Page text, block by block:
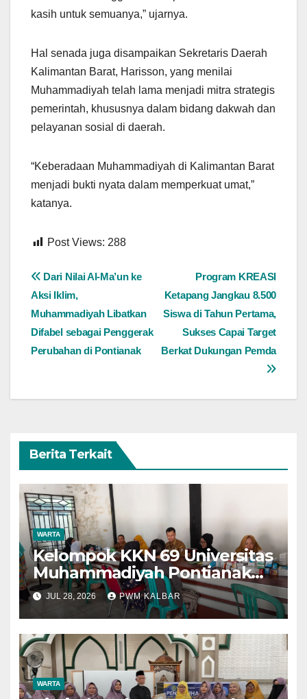
kasih untuk semuanya,” ujarnya.
Hal senada juga disampaikan Sekretaris Daerah
Kalimantan Barat, Harisson, yang menilai
Muhammadiyah telah lama menjadi mitra strategis
pemerintah, khususnya dalam bidang dakwah dan
pelayanan sosial di daerah.
“Keberadaan Muhammadiyah di Kalimantan Barat
menjadi bukti nyata dalam memperkuat umat,”
katanya.
Post Views: 288
Navigasi
pos
Program KREASI
Ketapang Jangkau 8.500
Siswa di Tahun Pertama,
Sukses Capai Target
Berkat Dukungan Pemda
Dari Nilai Al-Ma’un ke
Aksi Iklim,
Muhammadiyah Libatkan
Difabel sebagai Penggerak
Perubahan di Pontianak
Berita Terkait
WARTA
Kelompok KKN 69 Universitas
Muhammadiyah Pontianak
Dibagi Dua Tim, Cat
Bangunan dan Dampingi
Pelayanan Posyandu Lansia
Desa Sungai Batang
JUL 28, 2026 PWM KALBAR
WARTA